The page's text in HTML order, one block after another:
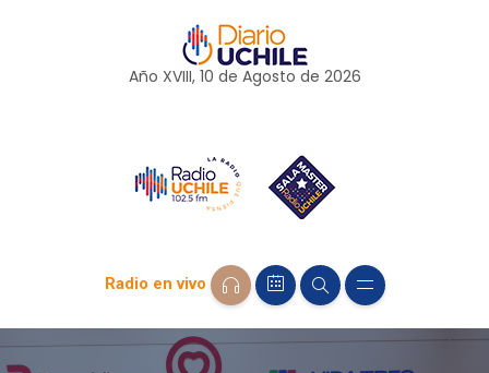
Año XVIII, 10 de Agosto de 2026
Radio en vivo